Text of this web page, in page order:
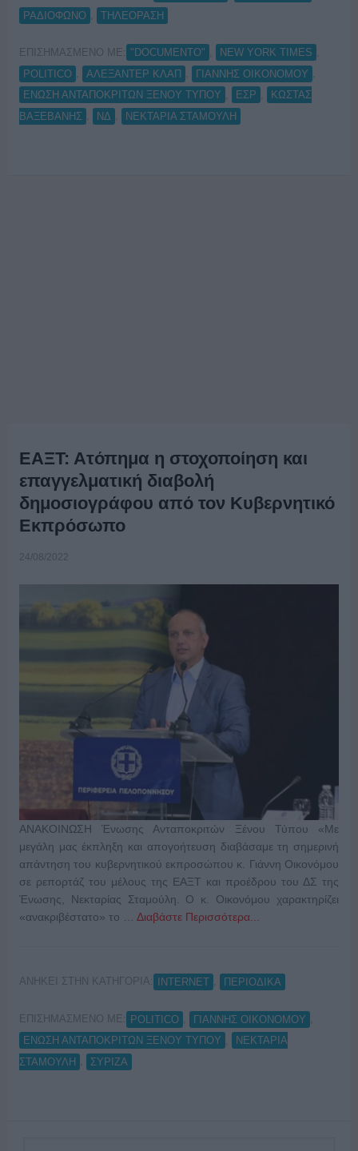
ΡΑΔΙΟΦΩΝΟ
ΤΗΛΕΟΡΑΣΗ
ΕΠΙΣΗΜΑΣΜΕΝΟ ΜΕ: "DOCUMENTO" NEW YORK TIMES
POLITICO
ΑΛΕΞΑΝΤΕΡ ΚΛΑΠ ΓΙΑΝΝΗΣ ΟΙΚΟΝΟΜΟΥ
ΕΝΩΣΗ ΑΝΤΑΠΟΚΡΙΤΩΝ ΞΕΝΟΥ ΤΥΠΟΥ
ΕΣΡ
ΚΩΣΤΑΣ
ΒΑΞΕΒΑΝΗΣ
ΝΔ ΝΕΚΤΑΡΙΑ ΣΤΑΜΟΥΛΗ
ΕΑΞΤ: Ατόπημα η στοχοποίηση και
επαγγελματική διαβολή
δημοσιογράφου από τον Κυβερνητικό
Εκπρόσωπο
24/08/2022
ΑΝΑΚΟΙΝΩΣΗ Ένωσης Ανταποκριτών Ξένου Τύπου «Με
μεγάλη μας έκπληξη και απογοήτευση διαβάσαμε τη σημερινή
απάντηση του κυβερνητικού εκπροσώπου κ. Γιάννη Οικονόμου
σε ρεπορτάζ του μέλους της ΕΑΞΤ και προέδρου του ΔΣ της
Ένωσης, Νεκταρίας Σταμούλη. Ο κ. Οικονόμου χαρακτηρίζει
«ανακριβέστατο» το … Διαβάστε Περισσότερα...
ΑΝΗΚΕΙ ΣΤΗΝ ΚΑΤΗΓΟΡΙΑ: INTERNET ΠΕΡΙΟΔΙΚΑ
ΕΠΙΣΗΜΑΣΜΕΝΟ ΜΕ: POLITICO ΓΙΑΝΝΗΣ ΟΙΚΟΝΟΜΟΥ
ΕΝΩΣΗ ΑΝΤΑΠΟΚΡΙΤΩΝ ΞΕΝΟΥ ΤΥΠΟΥ
ΝΕΚΤΑΡΙΑ
ΣΤΑΜΟΥΛΗ
ΣΥΡΙΖΑ